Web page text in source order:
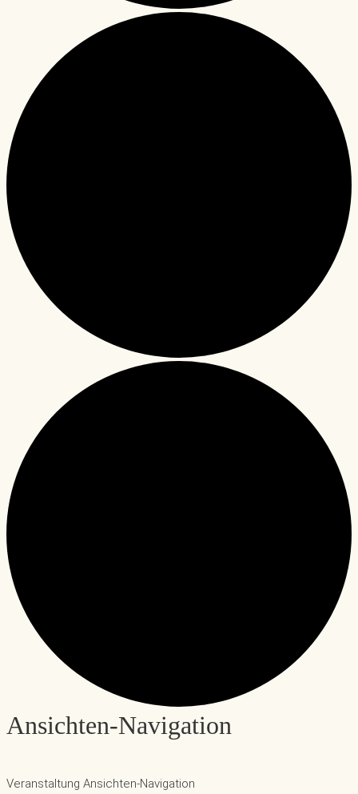
Ansichten-Navigation
Veranstaltung Ansichten-Navigation